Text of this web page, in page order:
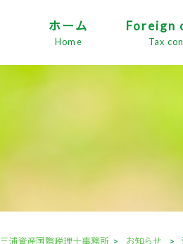
ホーム
Home
Foreign
Tax
三浦資産国際税理士事務所 > お知らせ >